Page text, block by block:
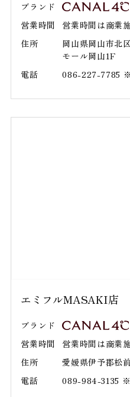
ブランド
営業時間
営業時間は商業
住所
岡山県岡山市北
モール岡山1F
電話
086-227-7785 ※
エミフルMASAKI店
ブランド
営業時間
営業時間は商業
住所
愛媛県伊予郡松
電話
089-984-3135 ※